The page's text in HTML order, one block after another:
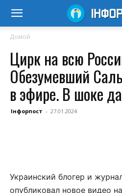
Домой
Цирк на всю
Обезумевший
в эфире. В шоке
Інфорпост - 27.01.2024
Украинский блогер и
опубликовал новое видео